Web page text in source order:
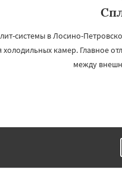
системы в Лосино-
холодильных камер. Главное
между